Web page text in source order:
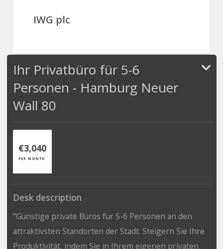
IWG plc
Ihr Privatbüro für 5-6
Personen - Hamburg Neuer
Wall 80
€3,040
PER MONTH
Desk description
"Günstige private Büros für 5-6 Personen an den
attraktivsten Standorten der Stadt. Steigern Sie Ihre
Produktivität, indem Sie in Ihrem eigenen privaten